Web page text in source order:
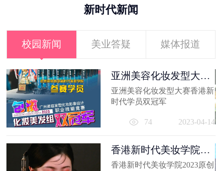
新时代新闻
校园新闻 美业答疑 媒体报道
亚洲美容化妆发型大赛
香港新时代...
亚洲美容化妆发型大赛香港新
时代学员双冠军
74 2023-04-14
香港新时代美妆学院
2023原创作品...
香港新时代美妆学院2023原创